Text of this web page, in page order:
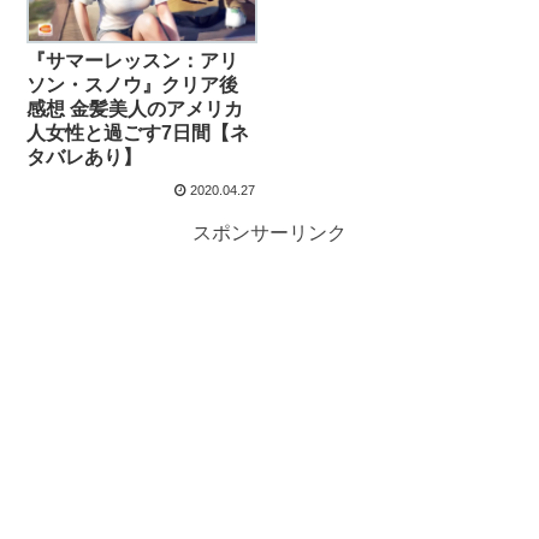
『サマーレッスン：アリ
ソン・スノウ』クリア後
感想 金髪美人のアメリカ
人女性と過ごす7日間【ネ
タバレあり】
2020.04.27
スポンサーリンク